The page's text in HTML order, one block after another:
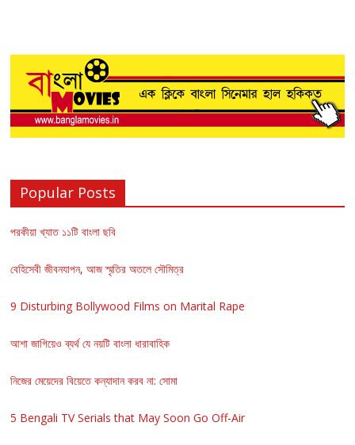
Popular Posts
পরকীয়া খ্যাত ১১টি বাংলা ছবি
বেহিসেবী জীবনযাপন, আজ স্মৃতির অতলে সৌমিত্র
9 Disturbing Bollywood Films on Marital Rape
আশা জাগিয়েও ব্যর্থ যে নয়টি বাংলা ধারাবাহিক
নিজের মেয়েদের বিয়েতে কন্যাদান করব না: সোমা
5 Bengali TV Serials that May Soon Go Off-Air